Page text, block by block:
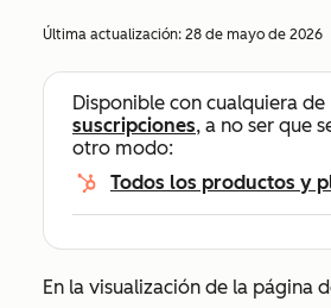
Última actualización: 28 de mayo de 2026
Disponible con cualquiera de
suscripciones, a no ser que
otro modo:
Todos los productos y
En la visualización de la página